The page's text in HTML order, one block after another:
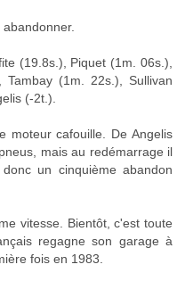
(19.8s.), Piquet (1m. 06s.),
(1m. 22s.), Sullivan
(-2t.).
moteur cafouille. De Angelis
mais au redémarrage il
un cinquième abandon
vitesse. Bientôt, c'est toute
regagne son garage à
fois en 1983.